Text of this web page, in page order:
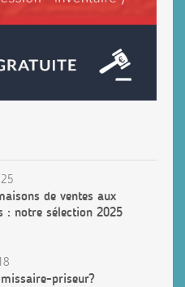
de ventes aux
: notre sélection 2025
priseur?